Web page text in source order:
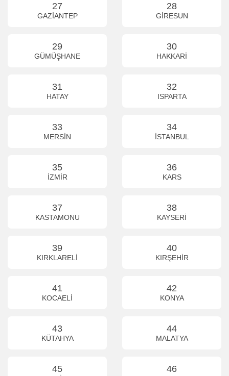
27
GAZİANTEP
28
GİRESUN
29
GÜMÜŞHANE
30
HAKKARİ
31
HATAY
32
ISPARTA
33
MERSİN
34
İSTANBUL
35
İZMİR
36
KARS
37
KASTAMONU
38
KAYSERİ
39
KIRKLARELİ
40
KIRŞEHİR
41
KOCAELİ
42
KONYA
43
KÜTAHYA
44
MALATYA
45 46